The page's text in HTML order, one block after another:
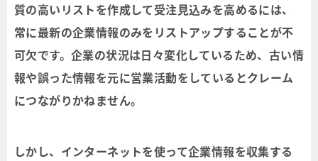
質の高いリストを作成して受注見込みを高めるには、
常に最新の企業情報のみをリストアップすることが不
可欠です。企業の状況は日々変化しているため、古い情
報や誤った情報を元に営業活動をしているとクレーム
につながりかねません。
しかし、インターネットを使って企業情報を収集する